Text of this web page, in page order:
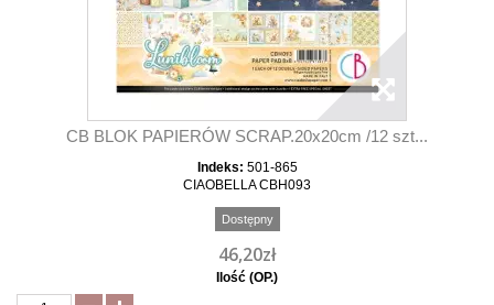
CB BLOK PAPIERÓW SCRAP.20x20cm /12 szt...
Indeks: 501-865
CIAOBELLA CBH093
Dostępny
46,20zł
Ilość (OP.)